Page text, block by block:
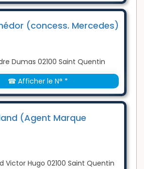
(concess. Mercedes)
Dumas 02100 Saint Quentin
☎ Afficher le N° *
(Agent Marque
Victor Hugo 02100 Saint Quentin